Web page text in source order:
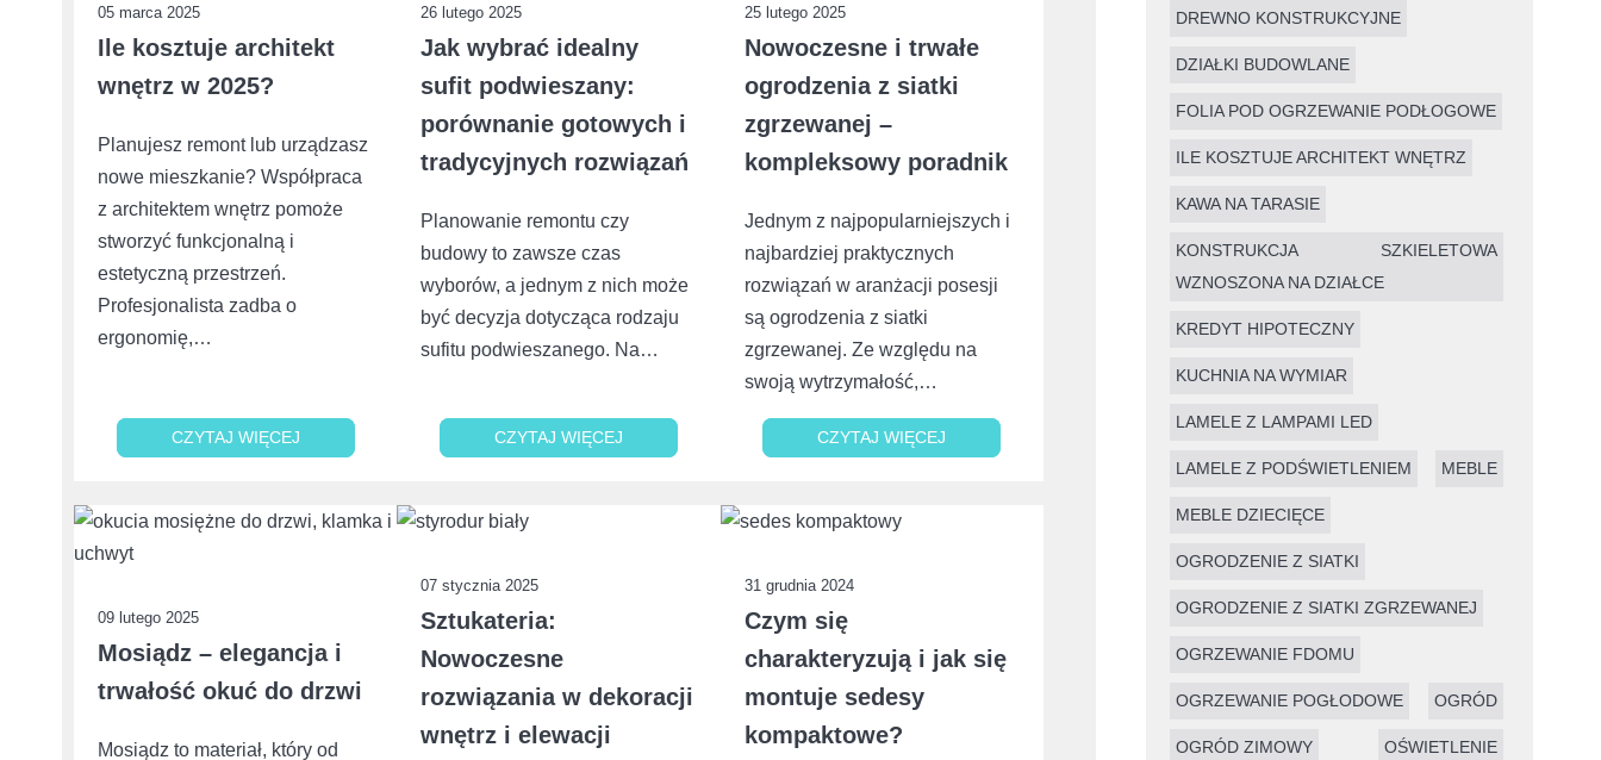
05 marca 2025
Ile kosztuje architekt
wnętrz w 2025?
Planujesz remont lub urządzasz
nowe mieszkanie? Współpraca
z architektem wnętrz pomoże
stworzyć funkcjonalną i
estetyczną przestrzeń.
Profesjonalista zadba o
ergonomię,…
CZYTAJ WIĘCEJ
CZYTAJ WIĘCEJ
26 lutego 2025
Jak wybrać idealny
sufit podwieszany:
porównanie gotowych i
tradycyjnych rozwiązań
Planowanie remontu czy
budowy to zawsze czas
wyborów, a jednym z nich może
być decyzja dotycząca rodzaju
sufitu podwieszanego. Na…
CZYTAJ WIĘCEJ
CZYTAJ WIĘCEJ
25 lutego 2025
Nowoczesne i trwałe
ogrodzenia z siatki
zgrzewanej –
kompleksowy poradnik
Jednym z najpopularniejszych i
najbardziej praktycznych
rozwiązań w aranżacji posesji
są ogrodzenia z siatki
zgrzewanej. Ze względu na
swoją wytrzymałość,…
CZYTAJ WIĘCEJ
CZYTAJ WIĘCEJ
09 lutego 2025
Mosiądz – elegancja i
trwałość okuć do drzwi
Mosiądz to materiał, który od
07 stycznia 2025
Sztukateria:
Nowoczesne
rozwiązania w dekoracji
wnętrz i elewacji
31 grudnia 2024
Czym się
charakteryzują i jak się
montuje sedesy
kompaktowe?
DREWNO KONSTRUKCYJNE
DZIAŁKI BUDOWLANE
FOLIA POD OGRZEWANIE PODŁOGOWE
ILE KOSZTUJE ARCHITEKT WNĘTRZ
KAWA NA TARASIE
KONSTRUKCJA SZKIELETOWA
WZNOSZONA NA DZIAŁCE
KREDYT HIPOTECZNY
KUCHNIA NA WYMIAR
LAMELE Z LAMPAMI LED
LAMELE Z PODŚWIETLENIEM MEBLE
MEBLE DZIECIĘCE
OGRODZENIE Z SIATKI
OGRODZENIE Z SIATKI ZGRZEWANEJ
OGRZEWANIE FDOMU
OGRZEWANIE POGŁODOWE OGRÓD
OGRÓD ZIMOWY OŚWIETLENIE